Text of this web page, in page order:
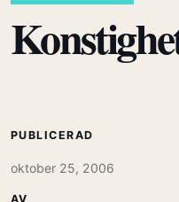
PUBLICERAD
oktober 25, 2006
AV